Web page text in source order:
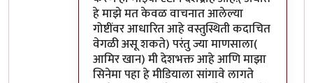
हे माझे मत केवळ वाचनात आलेल्या
गोष्टींवर आधारित आहे वस्तुस्थिती कदाचित
वेगळी असू शकते) परंतु ज्या माणसाला(
आमिर खान) मी देशभक्त आहे आणि माझा
सिनेमा पहा हे मीडियाला सांगावे लागते